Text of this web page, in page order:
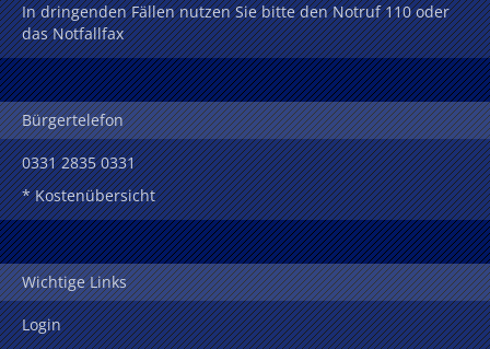
In dringenden Fällen nutzen Sie bitte den Notruf 110 oder
das Notfallfax
Bürgertelefon
0331 2835 0331
* Kostenübersicht
Wichtige Links
Login